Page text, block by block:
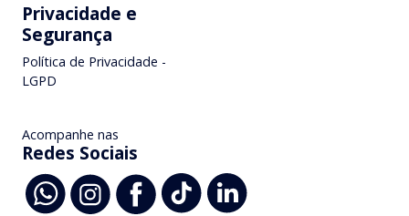
Privacidade e
Segurança
Política de Privacidade -
LGPD
Acompanhe nas
Redes Sociais